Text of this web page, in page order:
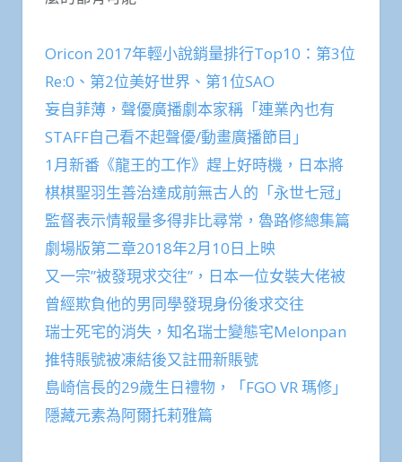
Oricon 2017年輕小說銷量排行Top10：第3位
Re:0、第2位美好世界、第1位SAO
妄自菲薄，聲優廣播劇本家稱「連業內也有
STAFF自己看不起聲優/動畫廣播節目」
1月新番《龍王的工作》趕上好時機，日本將
棋棋聖羽生善治達成前無古人的「永世七冠」
監督表示情報量多得非比尋常，魯路修總集篇
劇場版第二章2018年2月10日上映
又一宗”被發現求交往”，日本一位女裝大佬被
曾經欺負他的男同學發現身份後求交往
瑞士死宅的消失，知名瑞士變態宅Melonpan
推特賬號被凍結後又註冊新賬號
島崎信長的29歲生日禮物，「FGO VR 瑪修」
隱藏元素為阿爾托莉雅篇